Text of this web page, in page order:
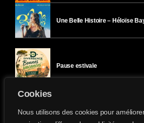
Cookies
Nous utilisons des cookies pour
Une Belle Histoire – Héloïse
Pause estivale